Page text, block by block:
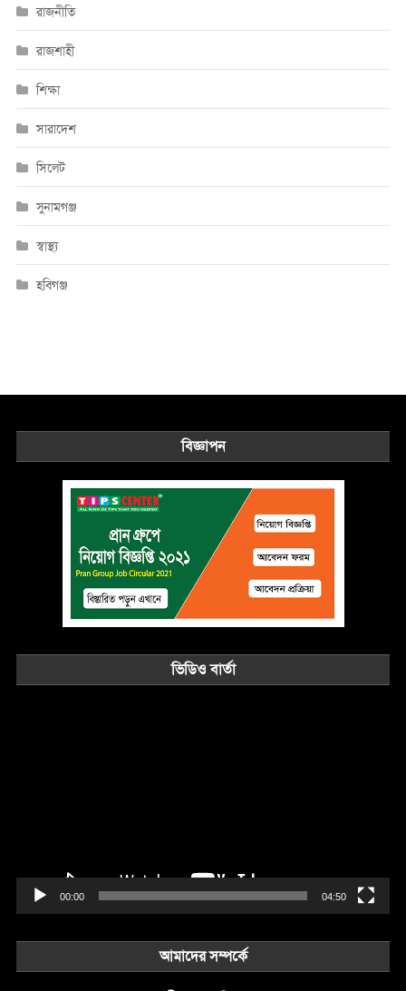
রাজনীতি
রাজশাহী
শিক্ষা
সারাদেশ
সিলেট
সুনামগঞ্জ
স্বাস্থ্য
হবিগঞ্জ
বিজ্ঞাপন
ভিডিও বার্তা
00:00 04:50
আমাদের সম্পর্কে